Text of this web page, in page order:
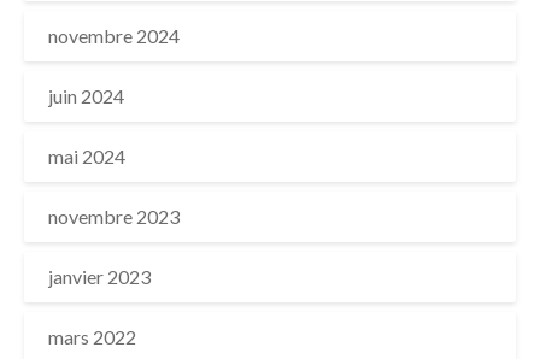
novembre 2024
juin 2024
mai 2024
novembre 2023
janvier 2023
mars 2022